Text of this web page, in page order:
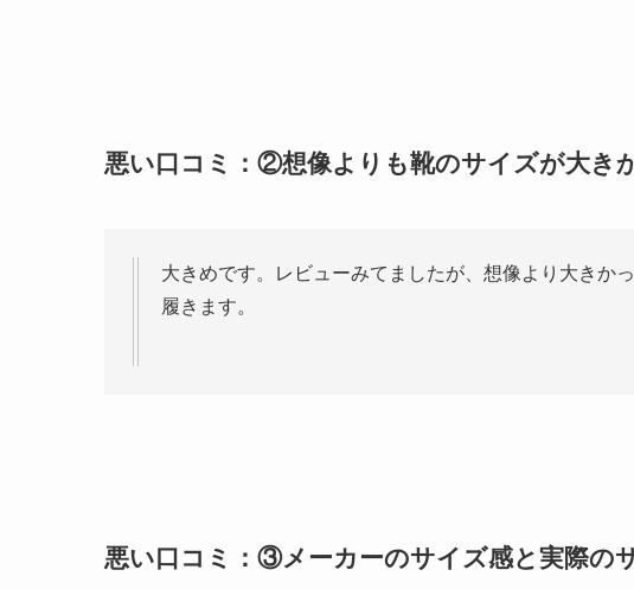
悪い口コミ：②想像よりも靴のサイズが大き
大きめです。レビューみてましたが、想像より大きか
履きます。
悪い口コミ：③メーカーのサイズ感と実際の